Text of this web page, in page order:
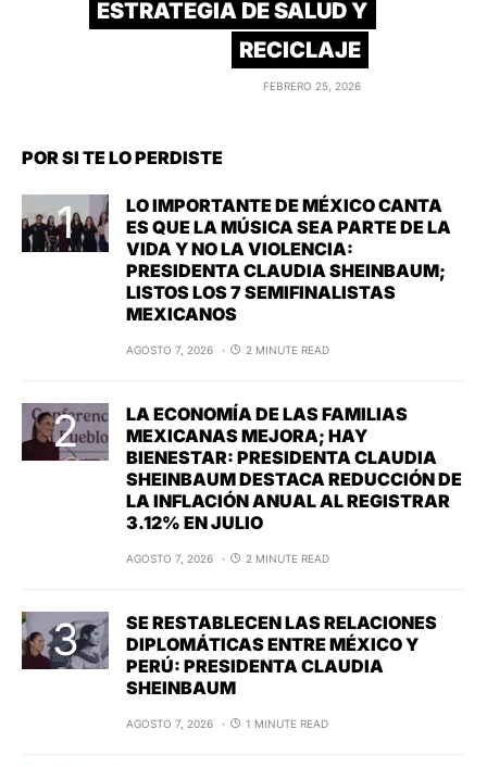
ESTRATEGIA DE SALUD Y
RECICLAJE
FEBRERO 25, 2026
POR SI TE LO PERDISTE
LO IMPORTANTE DE MÉXICO CANTA
ES QUE LA MÚSICA SEA PARTE DE LA
VIDA Y NO LA VIOLENCIA:
PRESIDENTA CLAUDIA SHEINBAUM;
LISTOS LOS 7 SEMIFINALISTAS
MEXICANOS
AGOSTO 7, 2026 2 MINUTE READ
LA ECONOMÍA DE LAS FAMILIAS
MEXICANAS MEJORA; HAY
BIENESTAR: PRESIDENTA CLAUDIA
SHEINBAUM DESTACA REDUCCIÓN DE
LA INFLACIÓN ANUAL AL REGISTRAR
3.12% EN JULIO
AGOSTO 7, 2026 2 MINUTE READ
SE RESTABLECEN LAS RELACIONES
DIPLOMÁTICAS ENTRE MÉXICO Y
PERÚ: PRESIDENTA CLAUDIA
SHEINBAUM
AGOSTO 7, 2026 1 MINUTE READ